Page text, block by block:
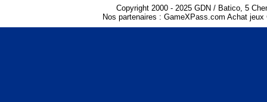
Copyright 2000 - 2025 GDN / Batico, 5
Nos partenaires : GameXPass.com Achat jeux